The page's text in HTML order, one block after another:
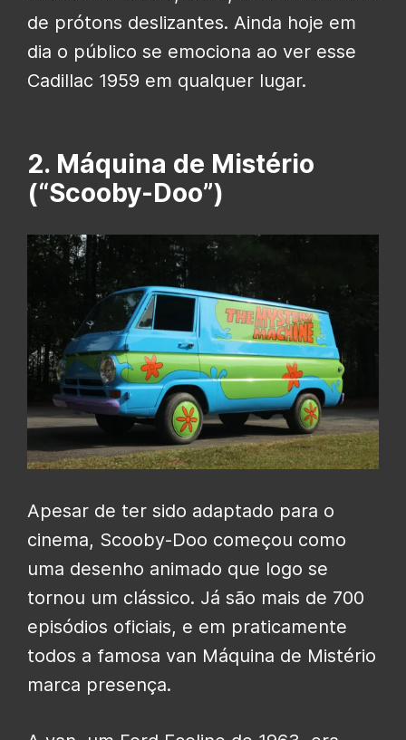
de prótons deslizantes. Ainda hoje em
dia o público se emociona ao ver esse
Cadillac 1959 em qualquer lugar.
2. Máquina de Mistério
(“Scooby-Doo”)
Apesar de ter sido adaptado para o
cinema, Scooby-Doo começou como
uma desenho animado que logo se
tornou um clássico. Já são mais de 700
episódios oficiais, e em praticamente
todos a famosa van Máquina de Mistério
marca presença.